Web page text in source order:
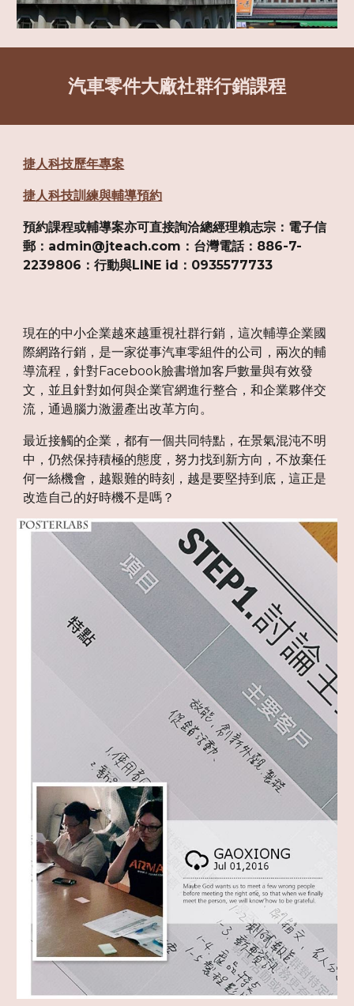
汽車零件大廠社群行銷課程
捷人科技歷年專案
捷人科技訓練與輔導預約
預約課程或輔導案亦可直接詢洽總經理賴志宗：電子信
郵：admin@jteach.com：台灣電話：886-7-
2239806：行動與LINE id：0935577733
現在的中小企業越來越重視社群行銷，這次輔導企業國
際網路行銷，是一家從事汽車零組件的公司，兩次的輔
導流程，針對Facebook臉書增加客戶數量與有效發
文，並且針對如何與企業官網進行整合，和企業夥伴交
流，通過腦力激盪產出改革方向。
最近接觸的企業，都有一個共同特點，在景氣混沌不明
中，仍然保持積極的態度，努力找到新方向，不放棄任
何一絲機會，越艱難的時刻，越是要堅持到底，這正是
改造自己的好時機不是嗎？